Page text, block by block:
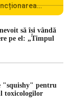
se confruntă
de vedere
să își vândă
pe el: „Timpul
"squishy" pentru
toxicologilor